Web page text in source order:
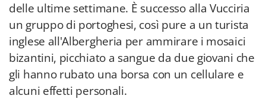
delle ultime settimane. È successo alla Vucciria
un gruppo di portoghesi, così pure a un turista
inglese all'Albergheria per ammirare i mosaici
bizantini, picchiato a sangue da due giovani che
gli hanno rubato una borsa con un cellulare e
alcuni effetti personali.